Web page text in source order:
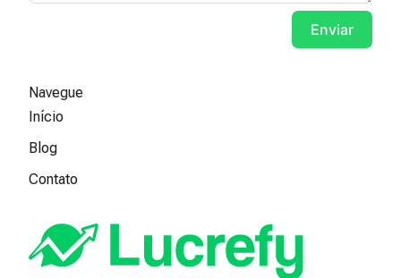
Enviar
Navegue
Início
Blog
Contato